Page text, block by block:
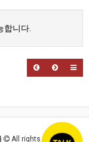
합니다.
All rights reserved.